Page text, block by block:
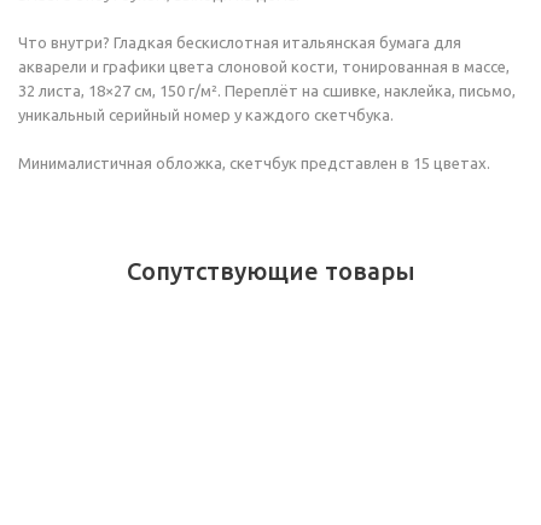
Что внутри? Гладкая бескислотная итальянская бумага для
акварели и графики цвета слоновой кости, тонированная в массе,
32 листа, 18×27 см, 150 г/м². Переплёт на сшивке, наклейка, письмо,
уникальный серийный номер у каждого скетчбука.
Минималистичная обложка, скетчбук представлен в 15 цветах.
Сопутствующие товары